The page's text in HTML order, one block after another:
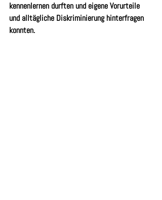
kennenlernen durften und eigene Vorurteile
und alltägliche Diskriminierung hinterfragen
konnten.